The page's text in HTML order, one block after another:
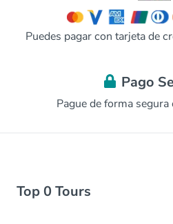
Puedes pagar con tarjeta de
Pago
Pague de forma
Top 0 Tours